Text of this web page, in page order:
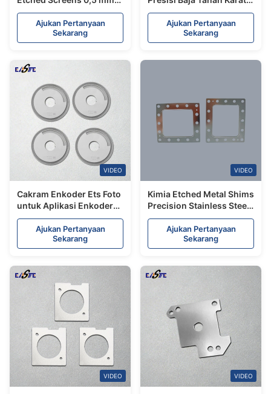
sampai 1,0 mm Stainless
Steel Speaker Cover
Automotive
Ajukan Pertanyaan
Sekarang
Etsa Kimia
Ajukan Pertanyaan
Sekarang
VIDEO
Cakram Enkoder Ets Foto
untuk Aplikasi Enkoder
Optik & Putar
Ajukan Pertanyaan
Sekarang
VIDEO
Kimia Etched Metal Shims
Precision Stainless Steel
Shim Produsen
Ajukan Pertanyaan
Sekarang
VIDEO VIDEO